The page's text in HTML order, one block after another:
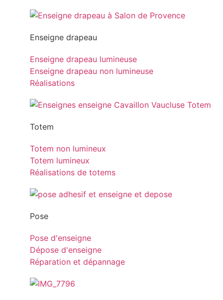
Enseigne drapeau
Enseigne drapeau lumineuse
Enseigne drapeau non lumineuse
Réalisations
Totem
Totem non lumineux
Totem lumineux
Réalisations de totems
Pose
Pose d'enseigne
Dépose d'enseigne
Réparation et dépannage